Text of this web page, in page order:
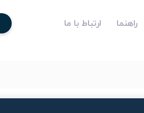
راهنما ارتباط با ما